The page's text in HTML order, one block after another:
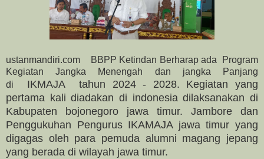
ustanmandiri.com BBPP Ketindan Berharap ada Program
Kegiatan Jangka Menengah dan jangka Panjang
di
IKMAJA tahun 2024 - 2028. Kegiatan yang
pertama kali diadakan di indonesia dilaksanakan di
Kabupaten bojonegoro jawa timur. Jambore dan
Penggukuhan Pengurus IKAMAJA jawa timur yang
digagas oleh para pemuda alumni magang jepang
yang berada di wilayah jawa timur.